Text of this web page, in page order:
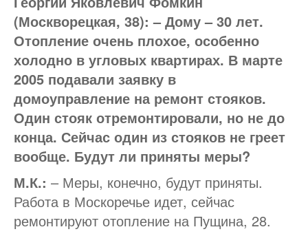
(Москворецкая, 38): – Дому – 30 лет.
Отопление очень плохое, особенно
холодно в угловых квартирах. В марте
2005 подавали заявку в
домоуправление на ремонт стояков.
Один стояк отремонтировали, но не до
конца. Сейчас один из стояков не греет
вообще. Будут ли приняты меры?
М.К.: – Меры, конечно, будут приняты.
Работа в Москоречье идет, сейчас
ремонтируют отопление на Пущина, 28.